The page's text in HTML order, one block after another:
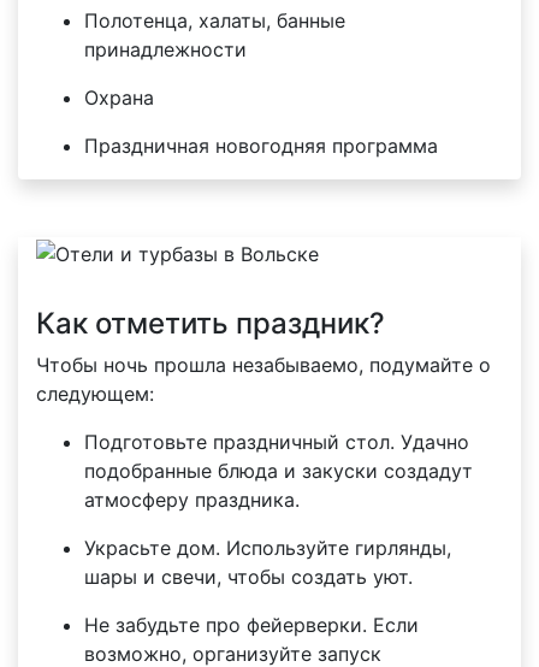
Полотенца, халаты, банные
принадлежности
Охрана
Праздничная новогодняя программа
Как отметить праздник?
Чтобы ночь прошла незабываемо, подумайте о
следующем:
Подготовьте праздничный стол. Удачно
подобранные блюда и закуски создадут
атмосферу праздника.
Украсьте дом. Используйте гирлянды,
шары и свечи, чтобы создать уют.
Не забудьте про фейерверки. Если
возможно, организуйте запуск